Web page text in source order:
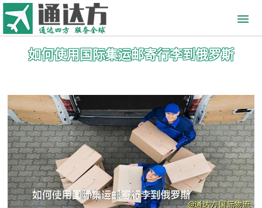
如何使用国际集运邮寄行李到俄罗斯